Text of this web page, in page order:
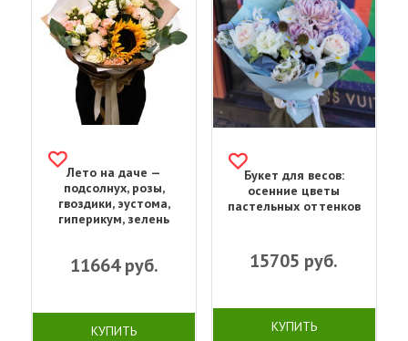
Лето на даче —
подсолнух, розы,
гвоздики, эустома,
гиперикум, зелень
11664руб.
КУПИТЬ
Букет для весов:
осенние цветы
пастельных оттенков
15705 руб.
КУПИТЬ